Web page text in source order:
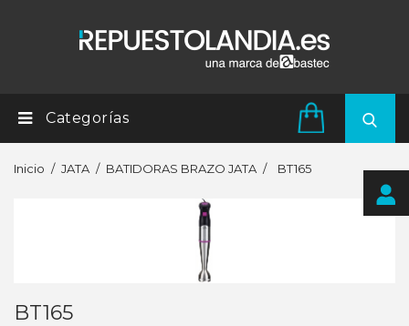
Categorías
Inicio JATA BATIDORAS BRAZO JATA BT165
BT165